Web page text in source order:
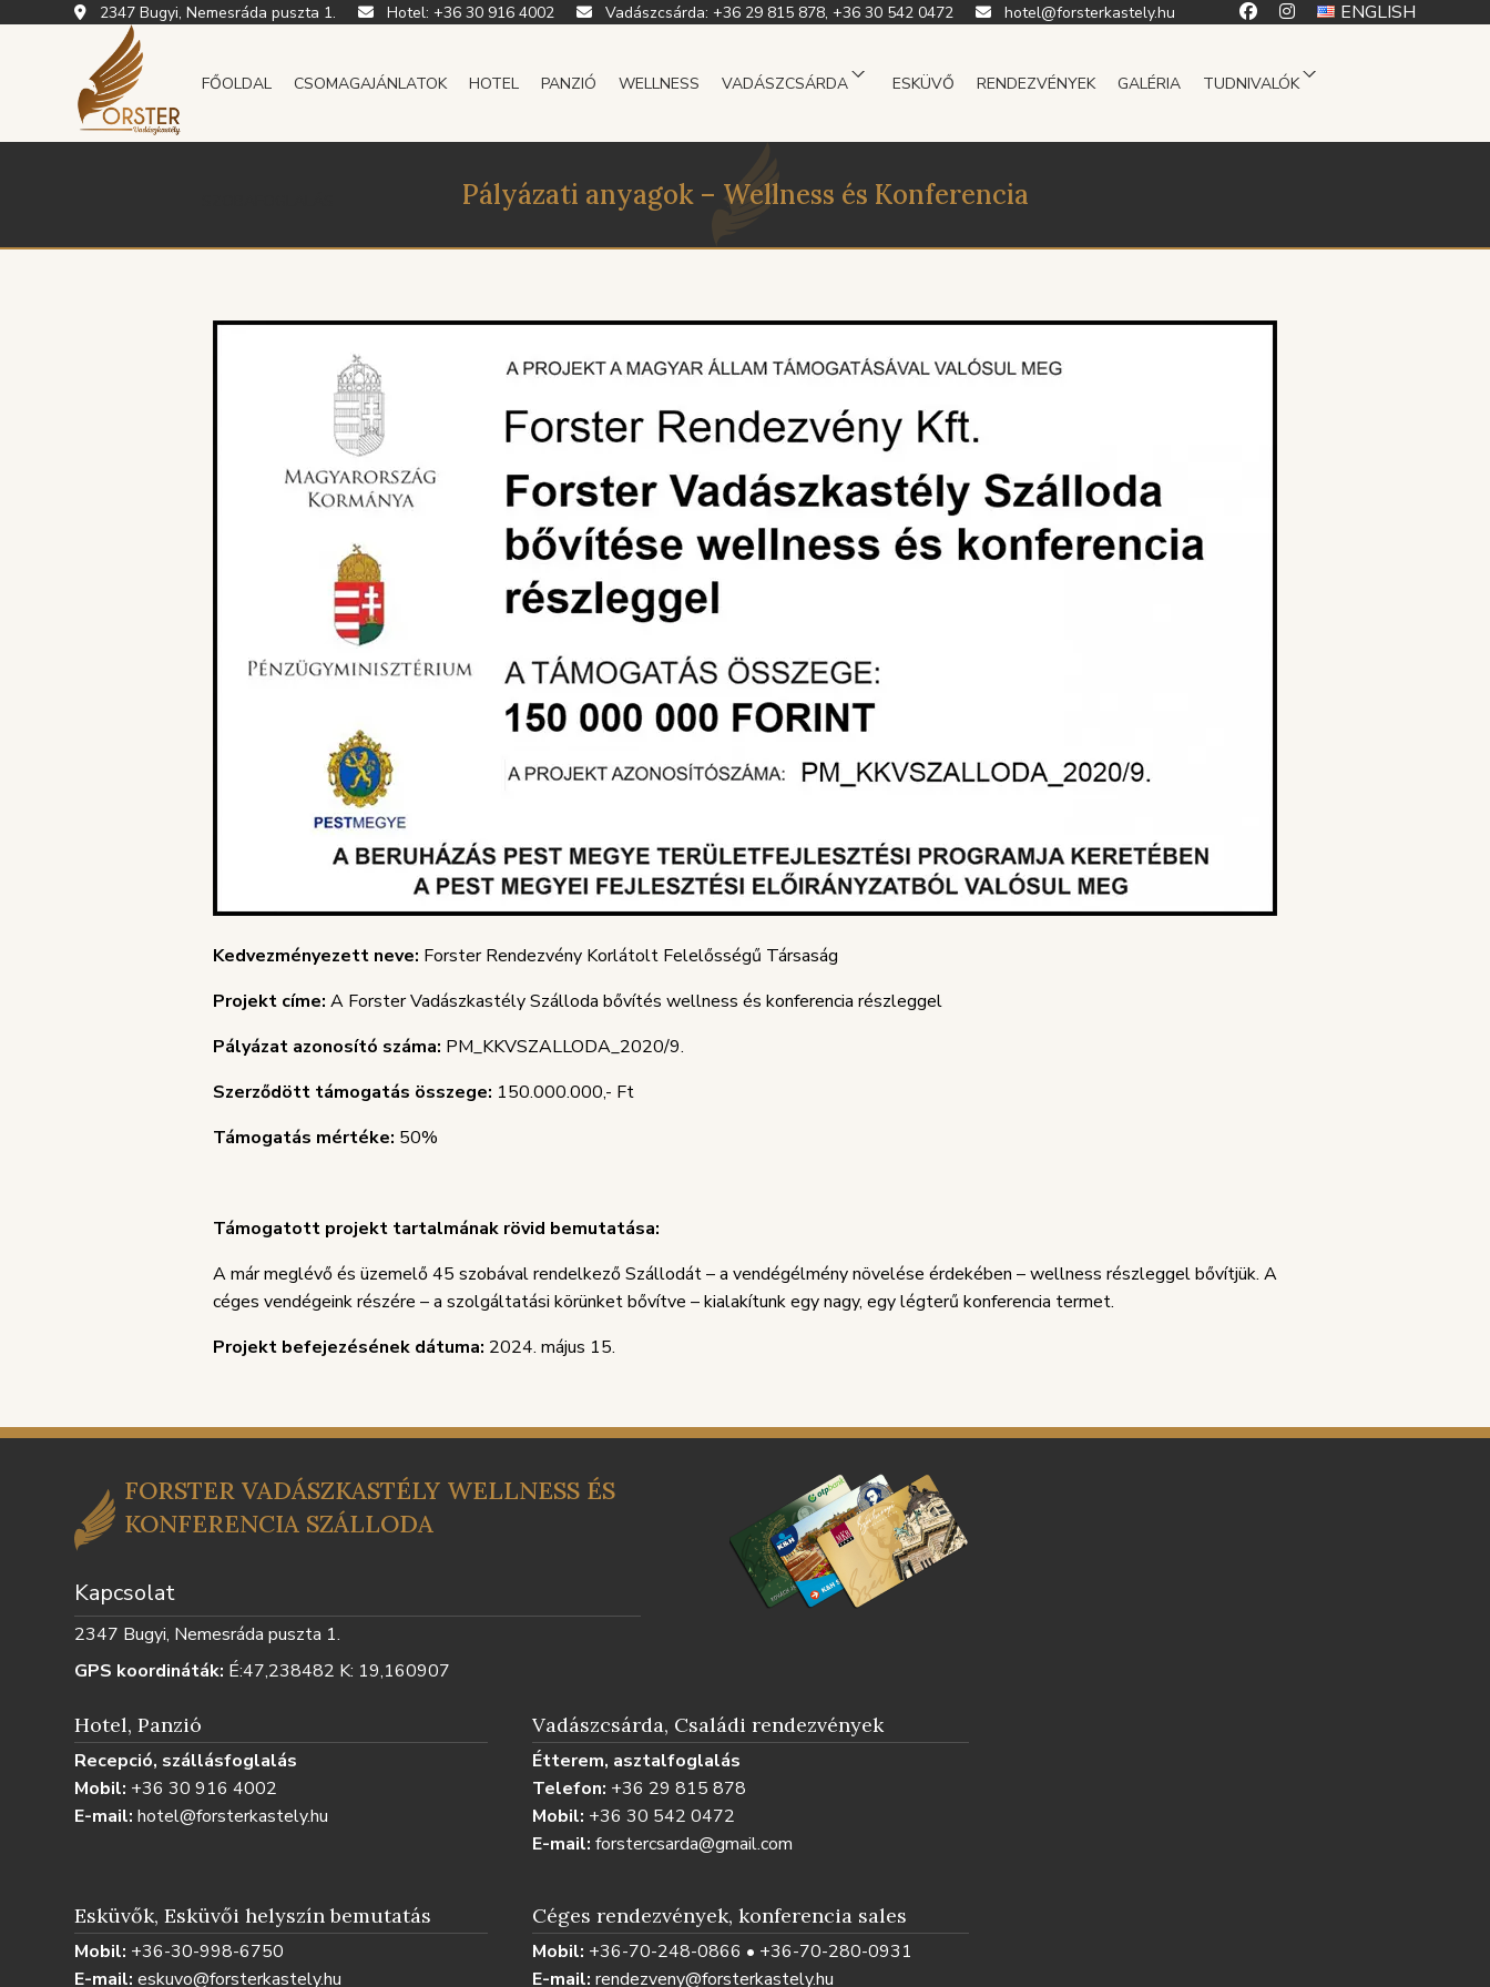
2347 Bugyi, Nemesráda puszta 1. Hotel: +36 30 916 4002 Vadászcsárda: +36 29 815 878, +36 30 542 0472 hotel@forsterkastely.hu ENGLISH
FŐOLDAL CSOMAGAJÁNLATOK HOTEL PANZIÓ WELLNESS VADÁSZCSÁRDA ESKÜVŐ RENDEZVÉNYEK GALÉRIA TUDNIVALÓK
Pályázati anyagok – Wellness és Konferencia
Kedvezményezett neve: Forster Rendezvény Korlátolt Felelősségű Társaság
Projekt címe: A Forster Vadászkastély Szálloda bővítés wellness és konferencia részleggel
Pályázat azonosító száma: PM_KKVSZALLODA_2020/9.
Szerződött támogatás összege: 150.000.000,- Ft
Támogatás mértéke: 50%
Támogatott projekt tartalmának rövid bemutatása:
A már meglévő és üzemelő 45 szobával rendelkező Szállodát – a vendégélmény növelése érdekében – wellness részleggel bővítjük. A
céges vendégeink részére – a szolgáltatási körünket bővítve – kialakítunk egy nagy, egy légterű konferencia termet.
Projekt befejezésének dátuma: 2024. május 15.
FORSTER VADÁSZKASTÉLY WELLNESS ÉS
KONFERENCIA SZÁLLODA
Kapcsolat
2347 Bugyi, Nemesráda puszta 1.
GPS koordináták: É:47,238482 K: 19,160907
Hotel, Panzió
Recepció, szállásfoglalás
Mobil: +36 30 916 4002
E-mail: hotel@forsterkastely.hu
Vadászcsárda, Családi rendezvények
Étterem, asztalfoglalás
Telefon: +36 29 815 878
Mobil: +36 30 542 0472
E-mail: forstercsarda@gmail.com
Esküvők, Esküvői helyszín bemutatás
Mobil: +36-30-998-6750
E-mail: eskuvo@forsterkastely.hu
Céges rendezvények, konferencia sales
Mobil: +36-70-248-0866 • +36-70-280-0931
E-mail: rendezveny@forsterkastely.hu